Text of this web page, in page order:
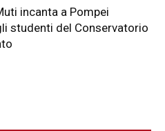
incanta a Pompei
studenti del Conservatorio